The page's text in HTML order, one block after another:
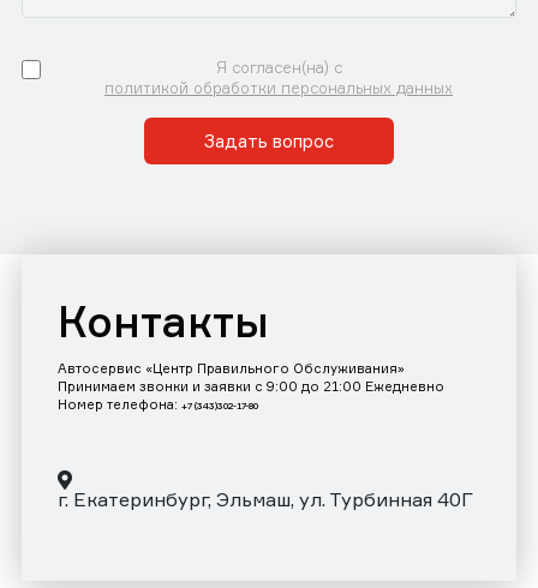
Я согласен(на) с
политикой обработки персональных данных
Задать вопрос
Контакты
Автосервис «Центр Правильного Обслуживания»
Принимаем звонки и заявки с 9:00 до 21:00 Ежедневно
Номер телефона: +7 (343)302-17-80
г. Екатеринбург, Эльмаш, ул. Турбинная 40Г